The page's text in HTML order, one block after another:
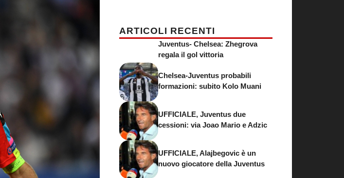
ARTICOLI RECENTI
Juventus- Chelsea: Zhegrova
regala il gol vittoria
Chelsea-Juventus probabili
formazioni: subito Kolo Muani
UFFICIALE, Juventus due
cessioni: via Joao Mario e Adzic
UFFICIALE, Alajbegovic è un
nuovo giocatore della Juventus